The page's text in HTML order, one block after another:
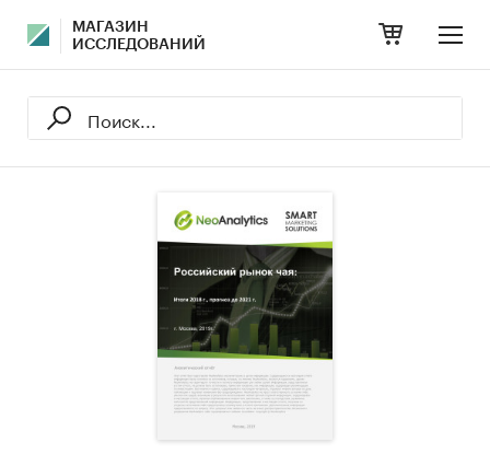
МАГАЗИН
ИССЛЕДОВАНИЙ